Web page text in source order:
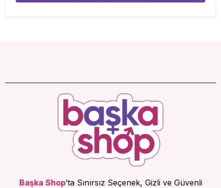
Başka Shop’ta Sınırsız Seçenek, Gizli ve Güvenli